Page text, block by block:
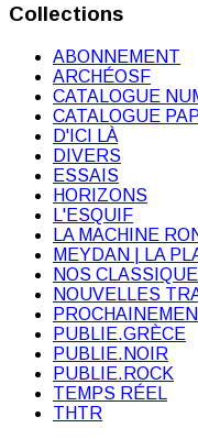
Collections
ABONNEMENT
ARCHÉOSF
CATALOGUE
CATALOGUE
D'ICI LÀ
DIVERS
ESSAIS
HORIZONS
L'ESQUIF
LA MACHINE
MEYDAN | LA
NOS
NOUVELLES
PUBLIE.GRÈCE
PUBLIE.NOIR
PUBLIE.ROCK
TEMPS RÉEL
THTR